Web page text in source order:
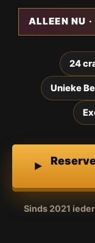
ALLEEN NU
24
Unieke
Sinds 2021